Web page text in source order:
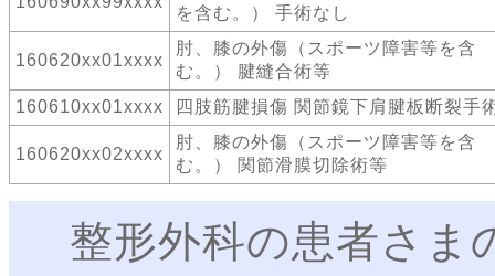
を含む。） 手術なし
160620xx01xxxx
肘、膝の外傷（スポーツ障害等を含
む。） 腱縫合術等
160610xx01xxxx
四肢筋腱損傷 関節鏡下肩腱板断裂手
160620xx02xxxx
肘、膝の外傷（スポーツ障害等を含
む。） 関節滑膜切除術等
整形外科の患者さま